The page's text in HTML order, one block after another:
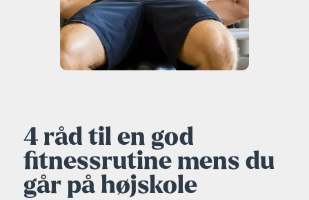
4 råd til en god
fitnessrutine mens du
går på højskole